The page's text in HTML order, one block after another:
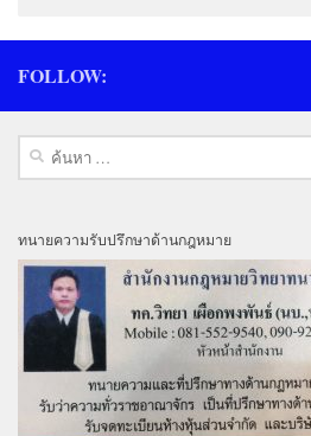
FOLLOW:
ค้นหา
สำหรับ:
ทนายความรับปรึกษาด้านกฎหมาย